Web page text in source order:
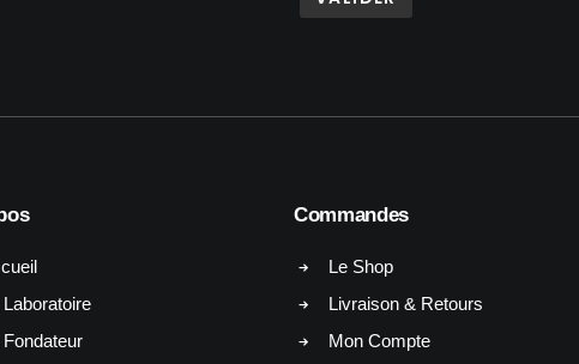
Laboratoire
Fondateur
Commandes
Le Shop
Livraison & Retours
Mon Compte